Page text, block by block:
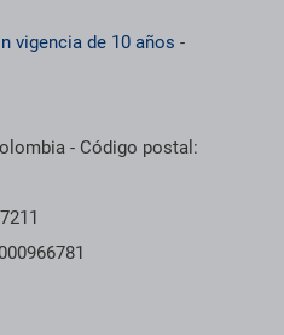
vigencia de 10 años -
- Código postal: